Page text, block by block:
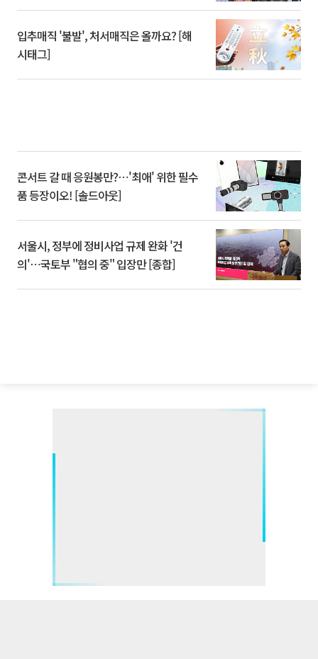
입추매직 '불발', 처서매직은 올까요? [해
시태그]
콘서트 갈 때 응원봉만?⋯'최애' 위한 필수
품 등장이오! [솔드아웃]
서울시, 정부에 정비사업 규제 완화 '건
의'⋯국토부 "협의 중" 입장만 [종합]